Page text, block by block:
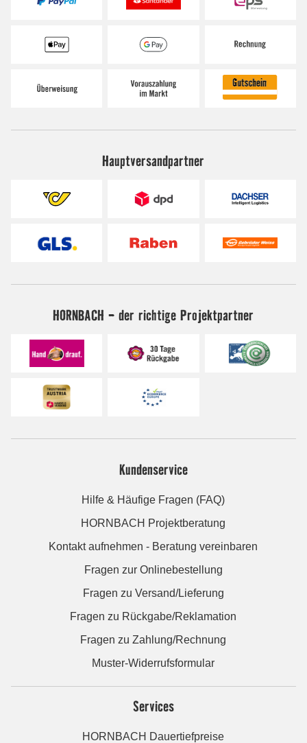
Hauptversandpartner
HORNBACH - der richtige Projektpartner
Kundenservice
Hilfe & Häufige Fragen (FAQ)
HORNBACH Projektberatung
Kontakt aufnehmen - Beratung vereinbaren
Fragen zur Onlinebestellung
Fragen zu Versand/Lieferung
Fragen zu Rückgabe/Reklamation
Fragen zu Zahlung/Rechnung
Muster-Widerrufsformular
Services
HORNBACH Dauertiefpreise